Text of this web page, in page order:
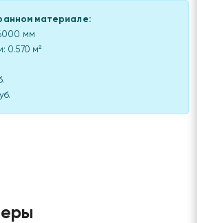
материале:
мм
0.570 м²